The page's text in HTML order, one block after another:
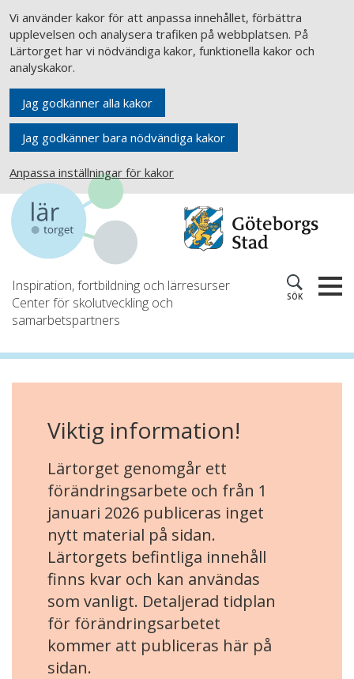
Vi använder kakor för att anpassa innehållet, förbättra
upplevelsen och analysera trafiken på webbplatsen. På
Lärtorget har vi nödvändiga kakor, funktionella kakor och
analyskakor.
Jag godkänner alla kakor
Jag godkänner bara nödvändiga kakor
Anpassa inställningar för kakor
Inspiration, fortbildning och lärresurser
Center för skolutveckling och
samarbetspartners
SÖK
Viktig information!
Lärtorget genomgår ett
förändringsarbete och från 1
januari 2026 publiceras inget
nytt material på sidan.
Lärtorgets befintliga innehåll
finns kvar och kan användas
som vanligt. Detaljerad tidplan
för förändringsarbetet
kommer att publiceras här på
sidan.